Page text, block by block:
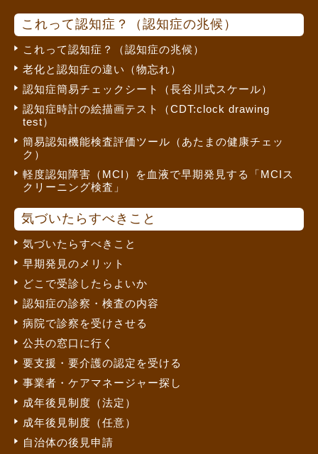
これって認知症？（認知症の兆候）
これって認知症？（認知症の兆候）
老化と認知症の違い（物忘れ）
認知症簡易チェックシート（長谷川式スケール）
認知症時計の絵描画テスト（CDT:clock drawing
test）
簡易認知機能検査評価ツール（あたまの健康チェッ
ク）
軽度認知障害（MCI）を血液で早期発見する「MCIス
クリーニング検査」
気づいたらすべきこと
気づいたらすべきこと
早期発見のメリット
どこで受診したらよいか
認知症の診察・検査の内容
病院で診察を受けさせる
公共の窓口に行く
要支援・要介護の認定を受ける
事業者・ケアマネージャー探し
成年後見制度（法定）
成年後見制度（任意）
自治体の後見申請